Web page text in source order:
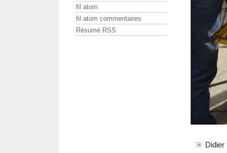
Didier
fil atom
fil atom commentaires
Résumé RSS